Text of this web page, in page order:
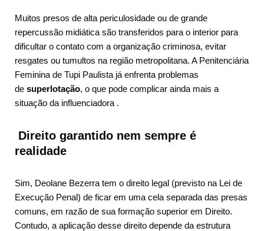
Muitos presos de alta periculosidade ou de grande
repercussão midiática são transferidos para o interior para
dificultar o contato com a organização criminosa, evitar
resgates ou tumultos na região metropolitana. A Penitenciária
Feminina de Tupi Paulista já enfrenta problemas
de superlotação, o que pode complicar ainda mais a
situação da influenciadora .
Direito garantido nem sempre é
realidade
Sim, Deolane Bezerra tem o direito legal (previsto na Lei de
Execução Penal) de ficar em uma cela separada das presas
comuns, em razão de sua formação superior em Direito.
Contudo, a aplicação desse direito depende da estrutura